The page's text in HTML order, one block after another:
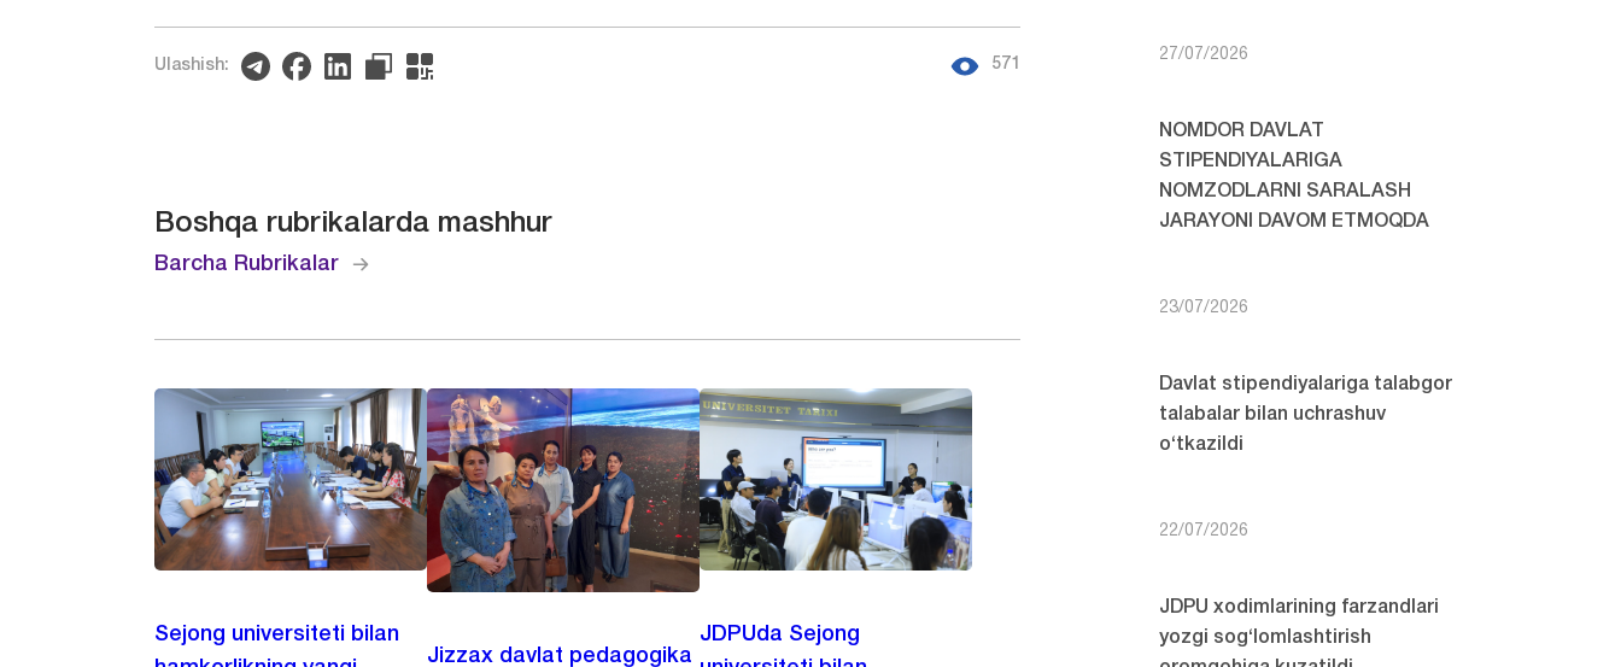
Ulashish: 571
Boshqa rubrikalarda mashhur
Barcha Rubrikalar
Sejong universiteti bilan
Jizzax davlat pedagogika
JDPUda Sejong
27/07/2026
NOMDOR DAVLAT
STIPENDIYALARIGA
NOMZODLARNI SARALASH
JARAYONI DAVOM ETMOQDA
23/07/2026
Davlat stipendiyalariga talabgor
talabalar bilan uchrashuv
o‘tkazildi
22/07/2026
JDPU xodimlarining farzandlari
yozgi sog‘lomlashtirish